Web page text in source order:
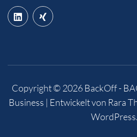
Copyright © 2026BackOff -
Business | Entwickelt von Rara
WordPress.